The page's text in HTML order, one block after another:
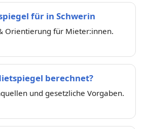
für in Schwerin
Orientierung für Mieter:innen.
berechnet?
und gesetzliche Vorgaben.